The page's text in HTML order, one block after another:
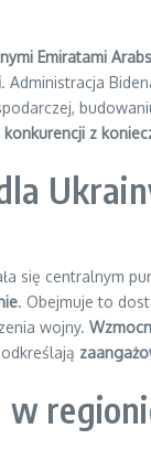
Emiratami
. Administracja
z
się centralnym
. Obejmuje to
wojny.